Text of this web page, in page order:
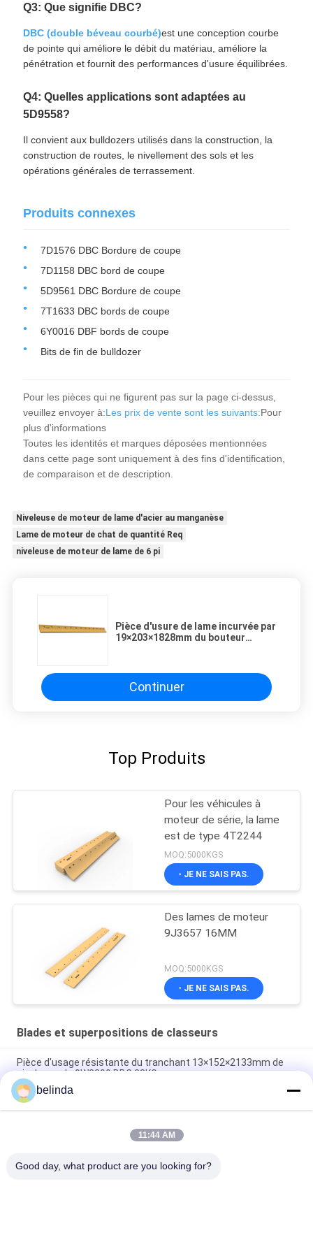
Q3: Que signifie DBC?
DBC (double béveau courbé)est une conception courbe
de pointe qui améliore le débit du matériau, améliore la
pénétration et fournit des performances d'usure équilibrées.
Q4: Quelles applications sont adaptées au
5D9558?
Il convient aux bulldozers utilisés dans la construction, la
construction de routes, le nivellement des sols et les
opérations générales de terrassement.
Produits connexes
7D1576 DBC Bordure de coupe
7D1158 DBC bord de coupe
5D9561 DBC Bordure de coupe
7T1633 DBC bords de coupe
6Y0016 DBF bords de coupe
Bits de fin de bulldozer
Pour les pièces qui ne figurent pas sur la page ci-dessus,
veuillez envoyer à:Les prix de vente sont les suivants:Pour
plus d'informations
Toutes les identités et marques déposées mentionnées
dans cette page sont uniquement à des fins d'identification,
de comparaison et de description.
Niveleuse de moteur de lame d'acier au manganèse
Lame de moteur de chat de quantité Req
niveleuse de moteur de lame de 6 pi
Pièce d'usure de lame incurvée par
19×203×1828mm du bouteur
Continuer
Top Produits
Pour les véhicules à
moteur de série, la lame
est de type 4T2244
MOQ:5000KGS
- JE NE SAIS PAS.
Des lames de moteur
9J3657 16MM
MOQ:5000KGS
- JE NE SAIS PAS.
Blades et superpositions de classeurs
Pièce d'usage résistante du tranchant 13×152×2133mm de
niveleuse de 9W2299 DBC 28KG
Lame résistante 132.2KG du tranchant 45×330×1216mm de
bouteur de 1093116 DBF
Lame de niveleuse du tranchant 16×152×2133 34KG de
belinda
11:44 AM
Good day, what product are you looking for?